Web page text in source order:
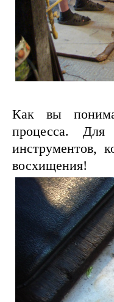
Как вы
процесса. Для
инструментов,
восхищения!